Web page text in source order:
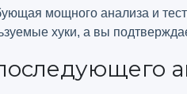
мощного анализа и
хуки, а вы